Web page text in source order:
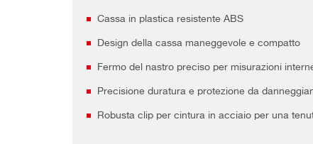
Cassa in plastica resistente ABS
Design della cassa maneggevole e compatto
Fermo del nastro preciso per misurazioni
Precisione duratura e protezione da
Robusta clip per cintura in acciaio per una